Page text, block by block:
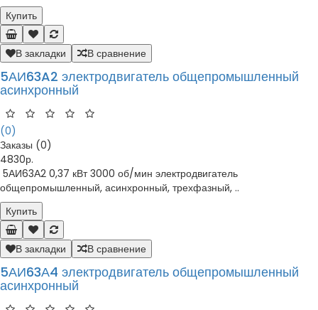
Купить
В закладки В сравнение
5АИ63A2 электродвигатель общепромышленный
асинхронный
(0)
Заказы (0)
4830р.
5АИ63А2 0,37 кВт 3000 об/мин электродвигатель
общепромышленный, асинхронный, трехфазный, ..
Купить
В закладки В сравнение
5АИ63А4 электродвигатель общепромышленный
асинхронный